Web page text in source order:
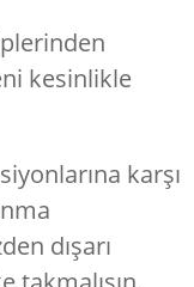
kesinlikle
karşı
dışarı